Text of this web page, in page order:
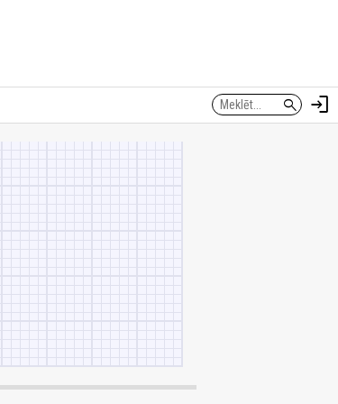
search login